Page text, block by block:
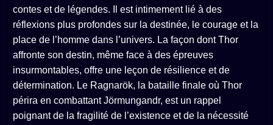
contes et de légendes. Il est intimement lié à des
réflexions plus profondes sur la destinée, le courage et la
place de l’homme dans l’univers. La façon dont Thor
affronte son destin, même face à des épreuves
insurmontables, offre une leçon de résilience et de
détermination. Le Ragnarök, la bataille finale où Thor
périra en combattant Jörmungandr, est un rappel
poignant de la fragilité de l’existence et de la nécessité